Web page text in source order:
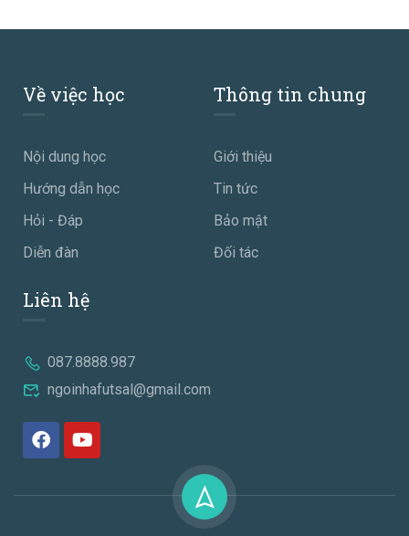
Về việc học
Nội dung học
Hướng dẫn học
Hỏi - Đáp
Diễn đàn
Thông tin chung
Giới thiệu
Tin tức
Bảo mật
Đối tác
Liên hệ
087.8888.987
ngoinhafutsal@gmail.com